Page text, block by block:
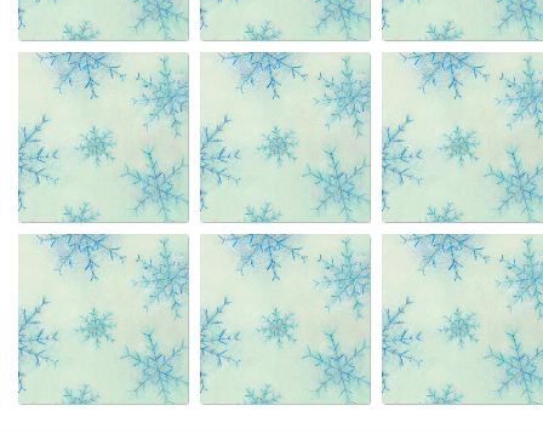
LIMUZINA
L
LUDVIK
M
MESAR
PUJSI
Š
ŠAVKA